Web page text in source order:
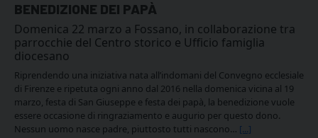
BENEDIZIONE DEI PAPÀ
Domenica 22 marzo a Fossano, in collaborazione tra
parrocchie del Centro storico e Ufficio famiglia
diocesano
Riprendendo una iniziativa nata all’indomani del Convegno ecclesiale
di Firenze e ripetuta ogni anno dal 2016 nella domenica vicina al 19
marzo, festa di San Giuseppe e festa dei papà, la benedizione vuole
essere occasione di ringraziamento e augurio per questo dono.
Nessun uomo nasce padre, piuttosto tutti nascono… [...]